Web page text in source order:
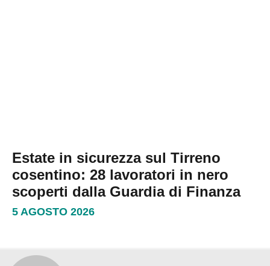
Estate in sicurezza sul Tirreno
cosentino: 28 lavoratori in nero
scoperti dalla Guardia di Finanza
5 AGOSTO 2026